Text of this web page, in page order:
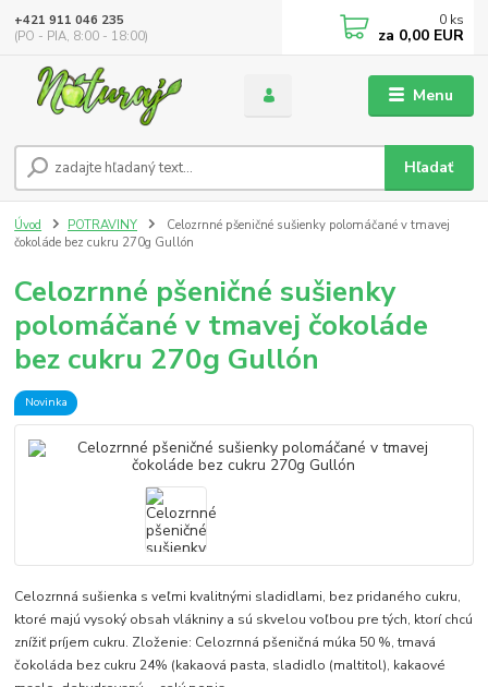
Menu
Hľadať
+421 911 046 235
(PO - PIA, 8:00 - 18:00)
0 ks
za 0,00 EUR
Úvod POTRAVINY
Celozrnné pšeničné sušienky polomáčané v tmavej
čokoláde bez cukru 270g Gullón
Celozrnné pšeničné sušienky
polomáčané v tmavej čokoláde
bez cukru 270g Gullón
Novinka
Celozrnná sušienka s veľmi kvalitnými sladidlami, bez pridaného cukru,
ktoré majú vysoký obsah vlákniny a sú skvelou voľbou pre tých, ktorí chcú
znížiť príjem cukru. Zloženie: Celozrnná pšeničná múka 50 %, tmavá
čokoláda bez cukru 24% (kakaová pasta, sladidlo (maltitol), kakaové